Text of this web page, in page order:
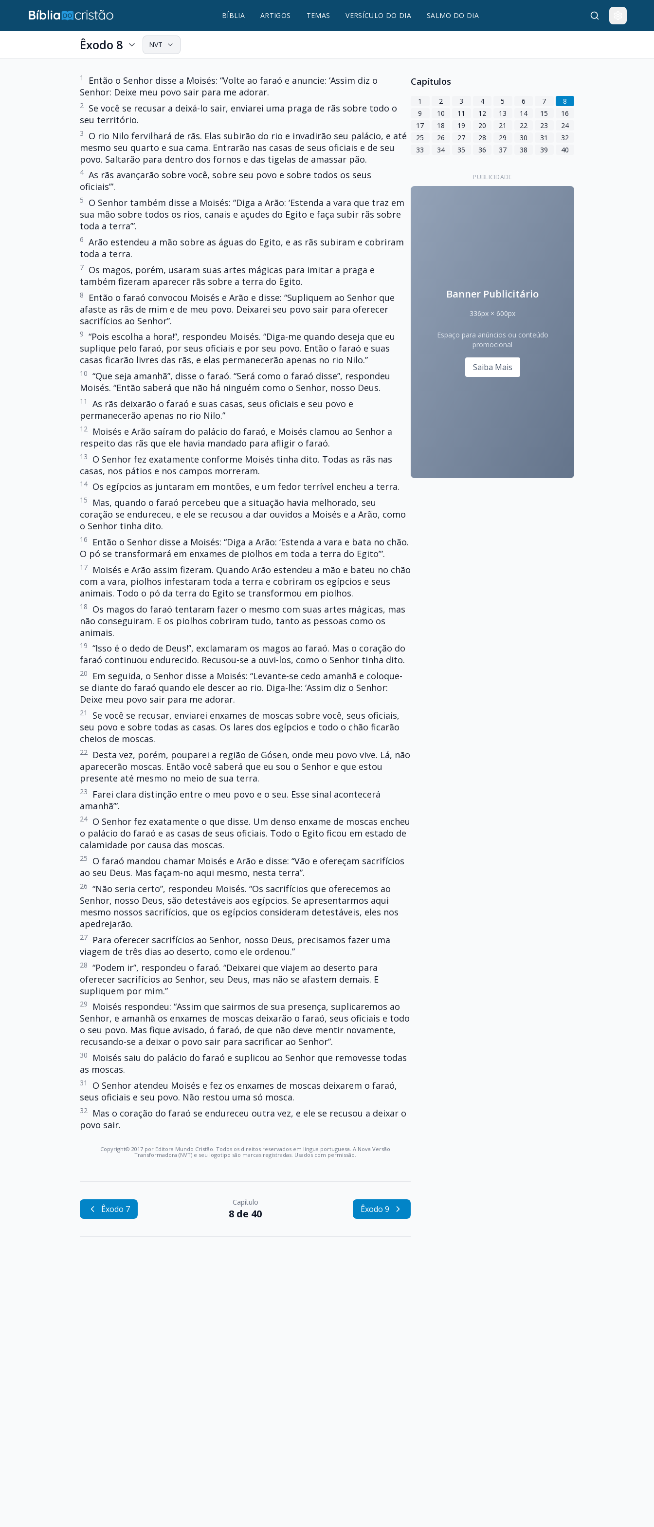
BÍBLIA ARTIGOS TEMAS VERSÍCULO DO DIA SALMO DO DIA
Êxodo 8 NVT
1
Então o Senhor disse a Moisés: “Volte ao faraó e anuncie: ‘Assim diz o
Senhor: Deixe meu povo sair para me adorar.
2
Se você se recusar a deixá-lo sair, enviarei uma praga de rãs sobre todo o
seu território.
3
O rio Nilo fervilhará de rãs. Elas subirão do rio e invadirão seu palácio, e até
mesmo seu quarto e sua cama. Entrarão nas casas de seus oficiais e de seu
povo. Saltarão para dentro dos fornos e das tigelas de amassar pão.
4 As rãs avançarão sobre você, sobre seu povo e sobre todos os seus
oficiais’”.
5
O Senhor também disse a Moisés: “Diga a Arão: ‘Estenda a vara que traz em
sua mão sobre todos os rios, canais e açudes do Egito e faça subir rãs sobre
toda a terra’”.
6 Arão estendeu a mão sobre as águas do Egito, e as rãs subiram e cobriram
toda a terra.
7 Os magos, porém, usaram suas artes mágicas para imitar a praga e
também fizeram aparecer rãs sobre a terra do Egito.
8
Então o faraó convocou Moisés e Arão e disse: “Supliquem ao Senhor que
afaste as rãs de mim e de meu povo. Deixarei seu povo sair para oferecer
sacrifícios ao Senhor”.
9 “Pois escolha a hora!”, respondeu Moisés. “Diga-me quando deseja que eu
suplique pelo faraó, por seus oficiais e por seu povo. Então o faraó e suas
casas ficarão livres das rãs, e elas permanecerão apenas no rio Nilo.”
10 “Que seja amanhã”, disse o faraó. “Será como o faraó disse”, respondeu
Moisés. “Então saberá que não há ninguém como o Senhor, nosso Deus.
11
As rãs deixarão o faraó e suas casas, seus oficiais e seu povo e
permanecerão apenas no rio Nilo.”
12
Moisés e Arão saíram do palácio do faraó, e Moisés clamou ao Senhor a
respeito das rãs que ele havia mandado para afligir o faraó.
13
O Senhor fez exatamente conforme Moisés tinha dito. Todas as rãs nas
casas, nos pátios e nos campos morreram.
14 Os egípcios as juntaram em montões, e um fedor terrível encheu a terra.
15
Mas, quando o faraó percebeu que a situação havia melhorado, seu
coração se endureceu, e ele se recusou a dar ouvidos a Moisés e a Arão, como
o Senhor tinha dito.
16
Então o Senhor disse a Moisés: “Diga a Arão: ‘Estenda a vara e bata no chão.
O pó se transformará em enxames de piolhos em toda a terra do Egito’”.
17
Moisés e Arão assim fizeram. Quando Arão estendeu a mão e bateu no chão
com a vara, piolhos infestaram toda a terra e cobriram os egípcios e seus
animais. Todo o pó da terra do Egito se transformou em piolhos.
18
Os magos do faraó tentaram fazer o mesmo com suas artes mágicas, mas
não conseguiram. E os piolhos cobriram tudo, tanto as pessoas como os
animais.
19 “Isso é o dedo de Deus!”, exclamaram os magos ao faraó. Mas o coração do
faraó continuou endurecido. Recusou-se a ouvi-los, como o Senhor tinha dito.
20
Em seguida, o Senhor disse a Moisés: “Levante-se cedo amanhã e coloque-
se diante do faraó quando ele descer ao rio. Diga-lhe: ‘Assim diz o Senhor:
Deixe meu povo sair para me adorar.
21
Se você se recusar, enviarei enxames de moscas sobre você, seus oficiais,
seu povo e sobre todas as casas. Os lares dos egípcios e todo o chão ficarão
cheios de moscas.
22
Desta vez, porém, pouparei a região de Gósen, onde meu povo vive. Lá, não
aparecerão moscas. Então você saberá que eu sou o Senhor e que estou
presente até mesmo no meio de sua terra.
23
Farei clara distinção entre o meu povo e o seu. Esse sinal acontecerá
amanhã’”.
24 O Senhor fez exatamente o que disse. Um denso enxame de moscas encheu
o palácio do faraó e as casas de seus oficiais. Todo o Egito ficou em estado de
calamidade por causa das moscas.
25
O faraó mandou chamar Moisés e Arão e disse: “Vão e ofereçam sacrifícios
ao seu Deus. Mas façam-no aqui mesmo, nesta terra”.
26 “Não seria certo”, respondeu Moisés. “Os sacrifícios que oferecemos ao
Senhor, nosso Deus, são detestáveis aos egípcios. Se apresentarmos aqui
mesmo nossos sacrifícios, que os egípcios consideram detestáveis, eles nos
apedrejarão.
27
Para oferecer sacrifícios ao Senhor, nosso Deus, precisamos fazer uma
viagem de três dias ao deserto, como ele ordenou.”
28 “Podem ir”, respondeu o faraó. “Deixarei que viajem ao deserto para
oferecer sacrifícios ao Senhor, seu Deus, mas não se afastem demais. E
supliquem por mim.”
29
Moisés respondeu: “Assim que sairmos de sua presença, suplicaremos ao
Senhor, e amanhã os enxames de moscas deixarão o faraó, seus oficiais e todo
o seu povo. Mas fique avisado, ó faraó, de que não deve mentir novamente,
recusando-se a deixar o povo sair para sacrificar ao Senhor”.
30
Moisés saiu do palácio do faraó e suplicou ao Senhor que removesse todas
as moscas.
31
O Senhor atendeu Moisés e fez os enxames de moscas deixarem o faraó,
seus oficiais e seu povo. Não restou uma só mosca.
32
Mas o coração do faraó se endureceu outra vez, e ele se recusou a deixar o
povo sair.
Copyright© 2017 por Editora Mundo Cristão. Todos os direitos reservados em língua portuguesa. A Nova Versão
Transformadora (NVT) e seu logotipo são marcas registradas. Usados com permissão.
Êxodo 7
Capítulo
8 de 40 Êxodo 9
Capítulos
1 2 3 4 5 6 7
8
9
10 11 12 13 14 15
16
17
18 19 20 21 22 23
24
25
26 27 28 29 30 31
32
33
34 35 36 37 38 39 40
PUBLICIDADE
Banner Publicitário
336px × 600px
Espaço para anúncios ou conteúdo
promocional
Saiba Mais